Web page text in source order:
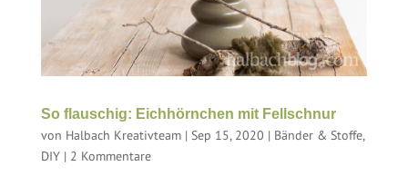
So flauschig: Eichhörnchen mit Fellschnur
von Halbach Kreativteam| Sep 15, 2020 | Bänder & Stoffe,
DIY| 2 Kommentare